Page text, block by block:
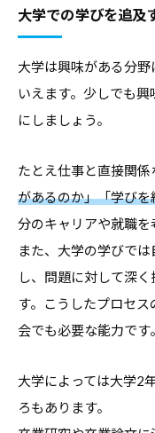
大学での学びを追及
大学は興味がある分
いえます。少しでも
にしましょう。
たとえ仕事と直接関係
があるのか」「学び
分のキャリアや就職を
また、大学の学びで
し、問題に対して深
す。こうしたプロセ
会でも必要な能力です。
大学によっては大学2
ろもあります。